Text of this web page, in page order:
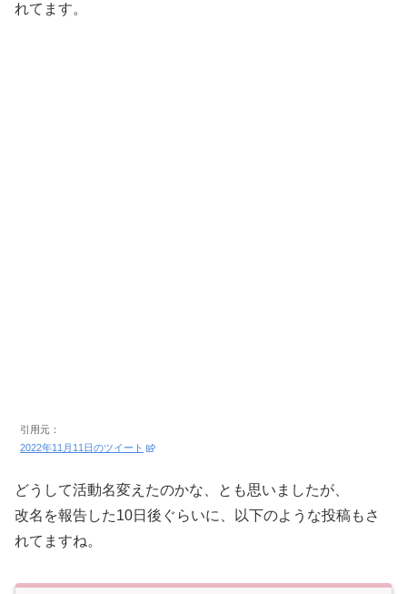
れてます。
引用元：
2022年11月11日のツイート
どうして活動名変えたのかな、とも思いましたが、
改名を報告した10日後ぐらいに、以下のような投稿もさ
れてますね。